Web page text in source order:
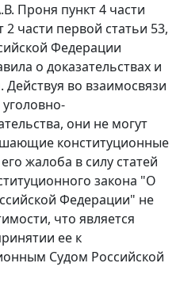
Проня пункт 4 части
2 части первой статьи 53,
Федерации
о доказательствах и
Действуя во взаимосвязи
уголовно-
, они не могут
конституционные
жалоба в силу статей
закона "О
Федерации" не
что является
ее к
Судом Российской